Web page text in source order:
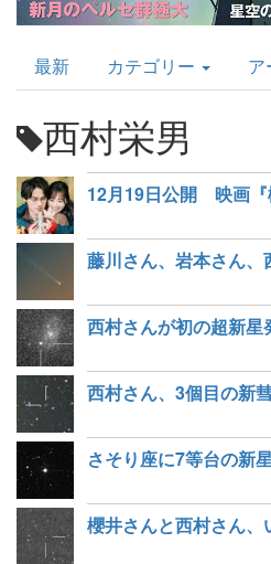
AstroArts
Topics
最新 カテゴリー ア
西村栄男
12月19日公開 映画『
西村さん、3個目の新
さそり座に7等台の新
櫻井さんと西村さん